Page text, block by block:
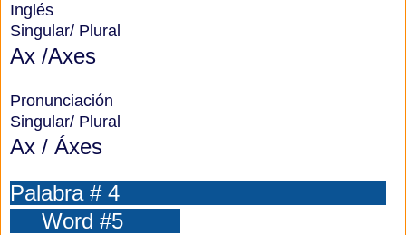
Inglés
Singular/ Plural
Ax /Axes
Pronunciación
Singular/ Plural
Ax / Áxes
Palabra # 4
Word #5